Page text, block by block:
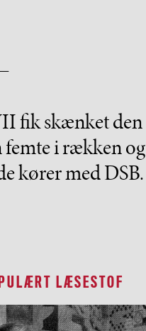
fik skænket den
femte i rækken og
kører med DSB.
LÆSESTOF